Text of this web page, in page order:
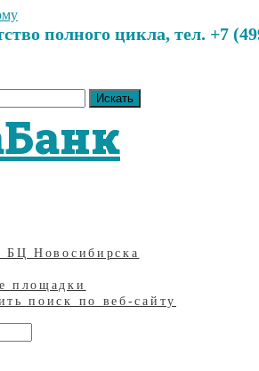
полного цикла, тел. +7
Искать
БЦ Новосибирска
площадки
поиск по веб-сайту